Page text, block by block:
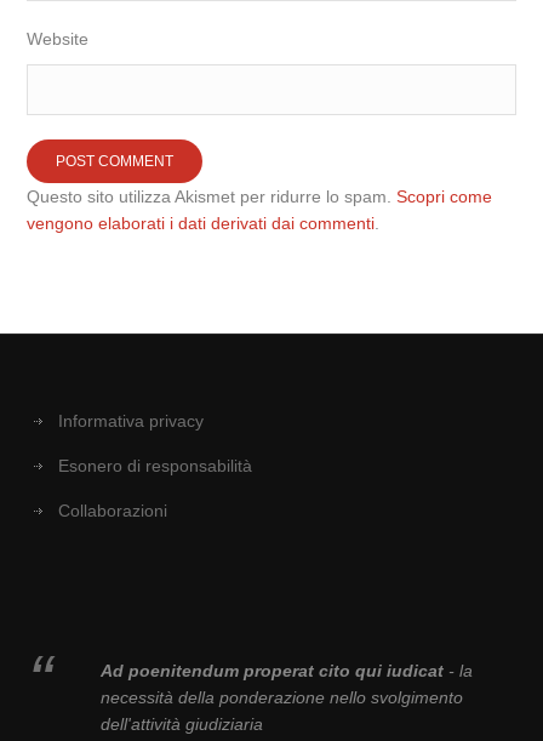
Website
Questo sito utilizza Akismet per ridurre lo spam.Scopri come
vengono elaborati i dati derivati dai commenti
Informativa privacy
Esonero di responsabilità
Collaborazioni
Ad poenitendum properat cito qui iudicat- la
necessità della ponderazione nello svolgimento
dell'attività giudiziaria